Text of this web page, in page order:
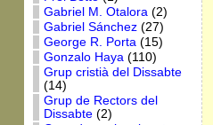
Gabriel M. Otalora(2)
Gabriel Sánchez(27)
George R. Porta(15)
Gonzalo Haya(110)
Grup cristià del Dissabte
(14)
Grup de Rectors del
Dissabte(2)